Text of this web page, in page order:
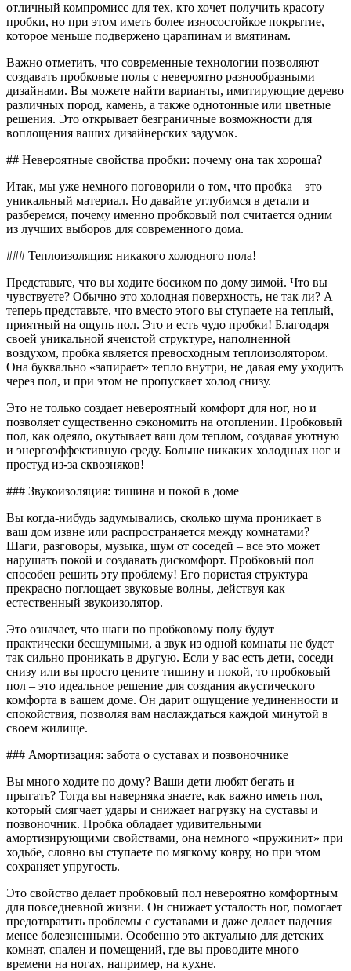
отличный компромисс для тех, кто хочет получить красоту
пробки, но при этом иметь более износостойкое покрытие,
которое меньше подвержено царапинам и вмятинам.
Важно отметить, что современные технологии позволяют
создавать пробковые полы с невероятно разнообразными
дизайнами. Вы можете найти варианты, имитирующие дерево
различных пород, камень, а также однотонные или цветные
решения. Это открывает безграничные возможности для
воплощения ваших дизайнерских задумок.
## Невероятные свойства пробки: почему она так хороша?
Итак, мы уже немного поговорили о том, что пробка – это
уникальный материал. Но давайте углубимся в детали и
разберемся, почему именно пробковый пол считается одним
из лучших выборов для современного дома.
### Теплоизоляция: никакого холодного пола!
Представьте, что вы ходите босиком по дому зимой. Что вы
чувствуете? Обычно это холодная поверхность, не так ли? А
теперь представьте, что вместо этого вы ступаете на теплый,
приятный на ощупь пол. Это и есть чудо пробки! Благодаря
своей уникальной ячеистой структуре, наполненной
воздухом, пробка является превосходным теплоизолятором.
Она буквально «запирает» тепло внутри, не давая ему уходить
через пол, и при этом не пропускает холод снизу.
Это не только создает невероятный комфорт для ног, но и
позволяет существенно сэкономить на отоплении. Пробковый
пол, как одеяло, окутывает ваш дом теплом, создавая уютную
и энергоэффективную среду. Больше никаких холодных ног и
простуд из-за сквозняков!
### Звукоизоляция: тишина и покой в доме
Вы когда-нибудь задумывались, сколько шума проникает в
ваш дом извне или распространяется между комнатами?
Шаги, разговоры, музыка, шум от соседей – все это может
нарушать покой и создавать дискомфорт. Пробковый пол
способен решить эту проблему! Его пористая структура
прекрасно поглощает звуковые волны, действуя как
естественный звукоизолятор.
Это означает, что шаги по пробковому полу будут
практически бесшумными, а звук из одной комнаты не будет
так сильно проникать в другую. Если у вас есть дети, соседи
снизу или вы просто цените тишину и покой, то пробковый
пол – это идеальное решение для создания акустического
комфорта в вашем доме. Он дарит ощущение уединенности и
спокойствия, позволяя вам наслаждаться каждой минутой в
своем жилище.
### Амортизация: забота о суставах и позвоночнике
Вы много ходите по дому? Ваши дети любят бегать и
прыгать? Тогда вы наверняка знаете, как важно иметь пол,
который смягчает удары и снижает нагрузку на суставы и
позвоночник. Пробка обладает удивительными
амортизирующими свойствами, она немного «пружинит» при
ходьбе, словно вы ступаете по мягкому ковру, но при этом
сохраняет упругость.
Это свойство делает пробковый пол невероятно комфортным
для повседневной жизни. Он снижает усталость ног, помогает
предотвратить проблемы с суставами и даже делает падения
менее болезненными. Особенно это актуально для детских
комнат, спален и помещений, где вы проводите много
времени на ногах, например, на кухне.